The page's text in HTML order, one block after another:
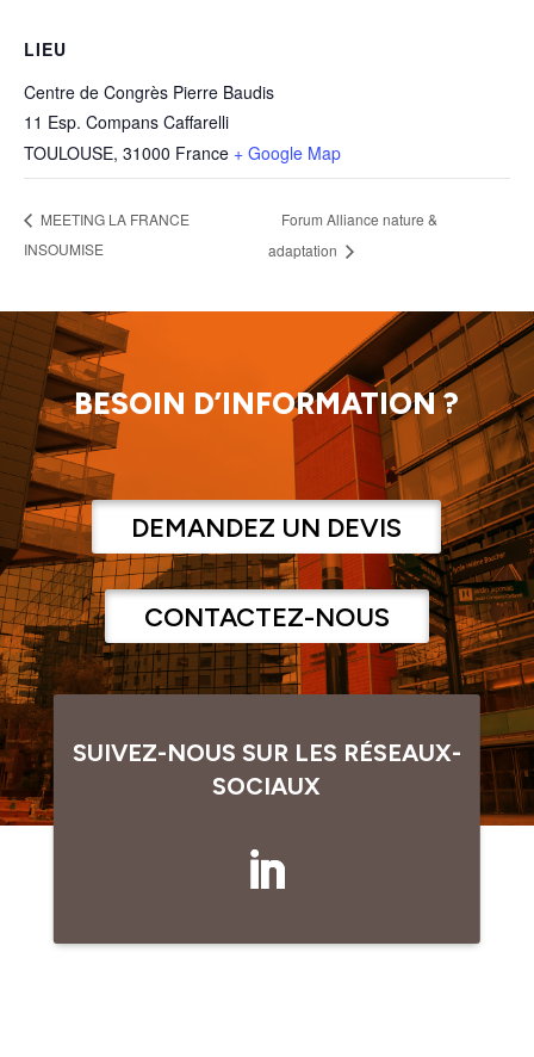
LIEU
Centre de Congrès Pierre Baudis
11 Esp. Compans Caffarelli
TOULOUSE, 31000 France + Google Map
MEETING LA FRANCE
INSOUMISE
Forum Alliance nature &
adaptation
BESOIN D’INFORMATION ?
DEMANDEZ UN DEVIS
CONTACTEZ-NOUS
SUIVEZ-NOUS SUR LES RÉSEAUX-
SOCIAUX